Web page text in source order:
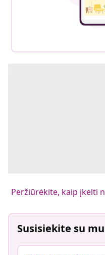
Peržiūrėkite, kaip įkelti
Susisiekite su